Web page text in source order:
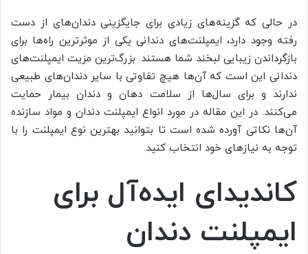
در حالی که گزینه‌های زیادی برای جایگزینی دندان‌های از دست
رفته وجود دارد، ایمپلنت‌های دندانی یکی از موثرترین راه‌ها برای
بازگرداندن زیبایی لبخند شما هستند. بزرگ‌ترین مزیت ایمپلنت‌های
دندانی این است که آن‌ها هیچ تفاوتی با سایر دندان‌های طبیعی
ندارند و برای سال‌ها از سلامت دهان و دندان بیمار حمایت
می‌کنند. در این مقاله در مورد انواع ایمپلنت دندان و مواد سازنده
آن‌ها نکاتی آورده شده است تا بتوانید بهترین نوع ایمپلنت را با
توجه به نیازهای خود انتخاب کنید.
کاندیدای ایده‌آل برای
ایمپلنت دندان